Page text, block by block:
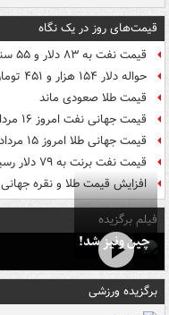
قیمت‌های روز در یک نگاه
قیمت نفت به ۸۳ دلار و ۵۵ سنت در هر بشکه رسید
حواله دلار ۱۵۴ هزار و ۴۵۱ تومان شد
قیمت طلا صعودی ماند
قیمت جهانی نفت امروز ۱۶ مرداد
قیمت جهانی طلا امروز ۱۵ مرداد
قیمت نفت برنت به ۷۹ دلار رسید
افزایش قیمت طلا و نقره جهانی
فیلم برگزیده
چین ونیز شد!
برگزیده ورزشی